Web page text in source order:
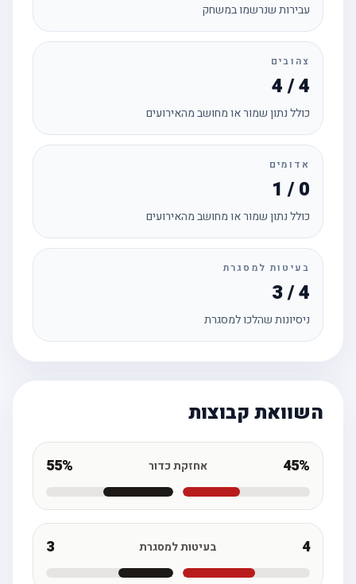
עבירות שנרשמו במשחק
צהובים
4 / 4
כולל נתון שמור או מחושב מהאירועים
אדומים
1 / 0
כולל נתון שמור או מחושב מהאירועים
בעיטות למסגרת
3 / 4
ניסיונות שהלכו למסגרת
השוואת קבוצות
45% אחזקת כדור 55%
בעיטות למסגרת